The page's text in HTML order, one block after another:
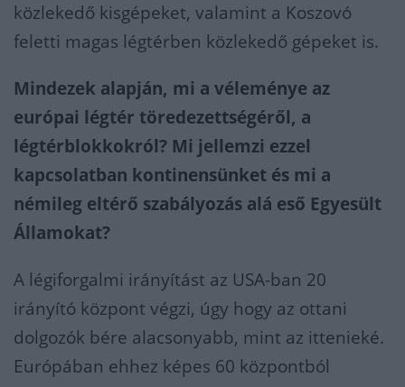
közlekedő kisgépeket, valamint a Koszovó
feletti magas légtérben közlekedő gépeket is.
Mindezek alapján, mi a véleménye az
európai légtér töredezettségéről, a
légtérblokkokról? Mi jellemzi ezzel
kapcsolatban kontinensünket és mi a
némileg eltérő szabályozás alá eső Egyesült
Államokat?
A légiforgalmi irányítást az USA-ban 20
irányító központ végzi, úgy hogy az ottani
dolgozók bére alacsonyabb, mint az ittenieké.
Európában ehhez képes 60 központból